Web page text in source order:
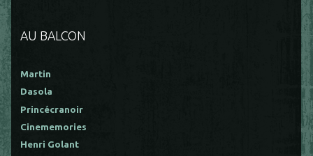
AU BALCON
Martin
Dasola
Princécranoir
Cinememories
Henri Golant